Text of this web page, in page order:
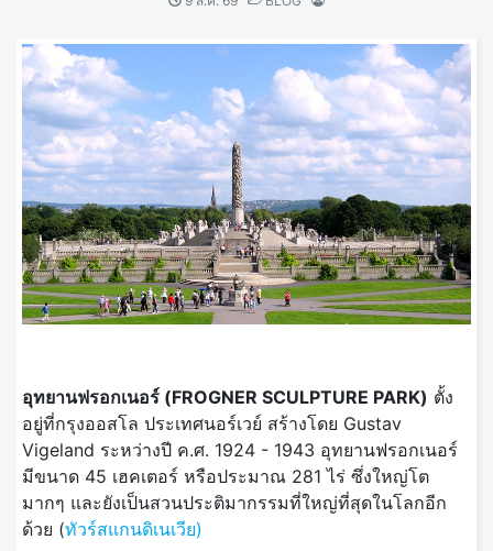
อุทยานฟรอกเนอร์ (FROGNER SCULPTURE PARK) ตั้ง
อยู่ที่กรุงออสโล ประเทศนอร์เวย์ สร้างโดย Gustav
Vigeland ระหว่างปี ค.ศ. 1924 - 1943 อุทยานฟรอกเนอร์
มีขนาด 45 เฮคเตอร์ หรือประมาณ 281 ไร่ ซึ่งใหญ่โต
มากๆ และยังเป็นสวนประติมากรรมที่ใหญ่ที่สุดในโลกอีก
ด้วย (ทัวร์สแกนดิเนเวีย)